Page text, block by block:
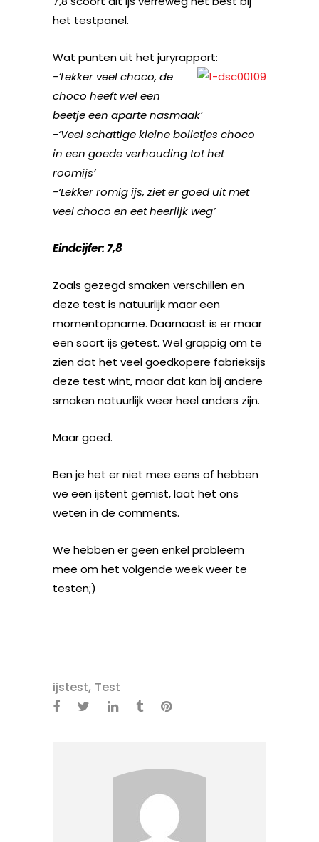
het testpanel.
Wat punten uit het juryrapport:
-‘Lekker veel choco, de
choco heeft wel een
beetje een aparte nasmaak’
-‘Veel schattige kleine bolletjes choco
in een goede verhouding tot het
roomijs’
-‘Lekker romig ijs, ziet er goed uit met
veel choco en eet heerlijk weg’
Eindcijfer: 7,8
Zoals gezegd smaken verschillen en
deze test is natuurlijk maar een
momentopname. Daarnaast is er maar
een soort ijs getest. Wel grappig om te
zien dat het veel goedkopere fabrieksijs
deze test wint, maar dat kan bij andere
smaken natuurlijk weer heel anders zijn.
Maar goed.
Ben je het er niet mee eens of hebben
we een ijstent gemist, laat het ons
weten in de comments.
We hebben er geen enkel probleem
mee om het volgende week weer te
testen;)
ijstest, Test